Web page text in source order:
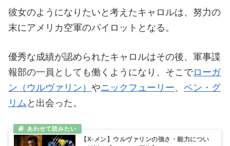
彼女のようになりたいと考えたキャロルは、努力の
末にアメリカ空軍のパイロットとなる。
優秀な成績が認められたキャロルはその後、軍事諜
報部の一員としても働くようになり、そこでローガ
ン（ウルヴァリン） やニックフューリー、 ベン・グ
リム と出会った。
【X-メン】ウルヴァリンの強さ・能力につい